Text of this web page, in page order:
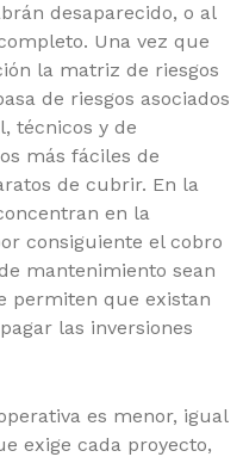
desaparecido, o al
Una vez que
la matriz de riesgos
de riesgos asociados
técnicos y de
más fáciles de
de cubrir. En la
en la
consiguiente el cobro
mantenimiento sean
permiten que existan
las inversiones
es menor, igual
exige cada proyecto,